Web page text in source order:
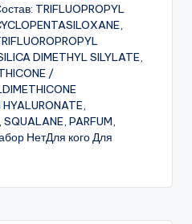
TRIFLUOPROPYL
DIMETHYL SILYLATE,
/
PARFUM,
НетДля кого Для